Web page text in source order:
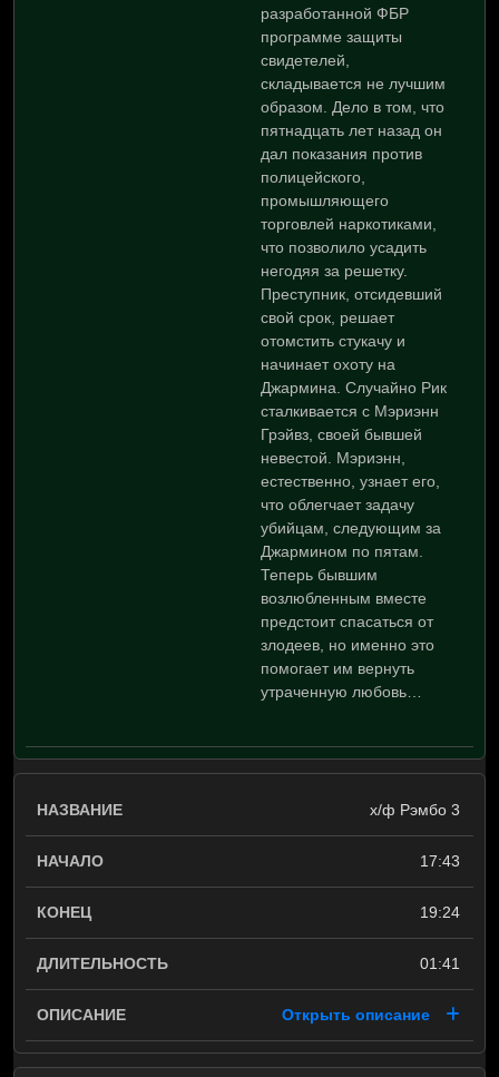
разработанной ФБР
программе защиты
свидетелей,
складывается не лучшим
образом. Дело в том, что
пятнадцать лет назад он
дал показания против
полицейского,
промышляющего
торговлей наркотиками,
что позволило усадить
негодяя за решетку.
Преступник, отсидевший
свой срок, решает
отомстить стукачу и
начинает охоту на
Джармина. Случайно Рик
сталкивается с Мэриэнн
Грэйвз, своей бывшей
невестой. Мэриэнн,
естественно, узнает его,
что облегчает задачу
убийцам, следующим за
Джармином по пятам.
Теперь бывшим
возлюбленным вместе
предстоит спасаться от
злодеев, но именно это
помогает им вернуть
утраченную любовь…
х/ф Рэмбо 3
17:43
19:24
01:41
Открыть описание